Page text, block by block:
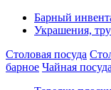
Барный
Украшения,
Столовая посуда
барное Чайная посуда